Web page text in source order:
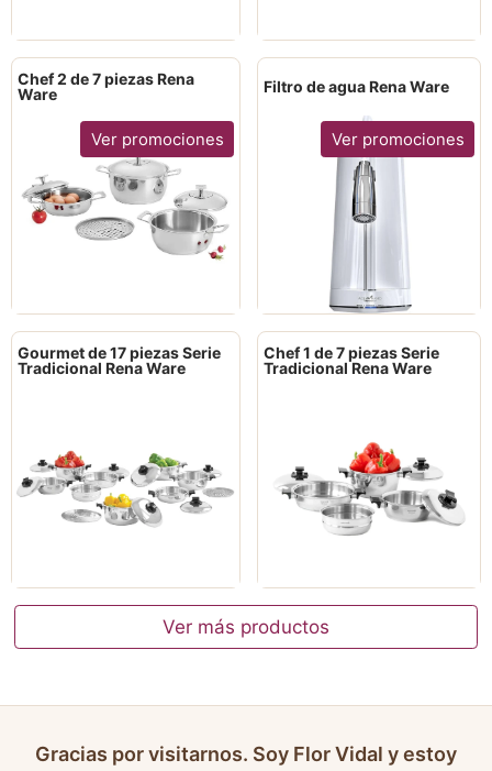
Chef 2 de 7 piezas Rena
Ware
Ver promociones
Filtro de agua Rena Ware
Ver promociones
Gourmet de 17 piezas Serie
Tradicional Rena Ware
Chef 1 de 7 piezas Serie
Tradicional Rena Ware
Ver más productos
Gracias por visitarnos. Soy Flor Vidal y estoy